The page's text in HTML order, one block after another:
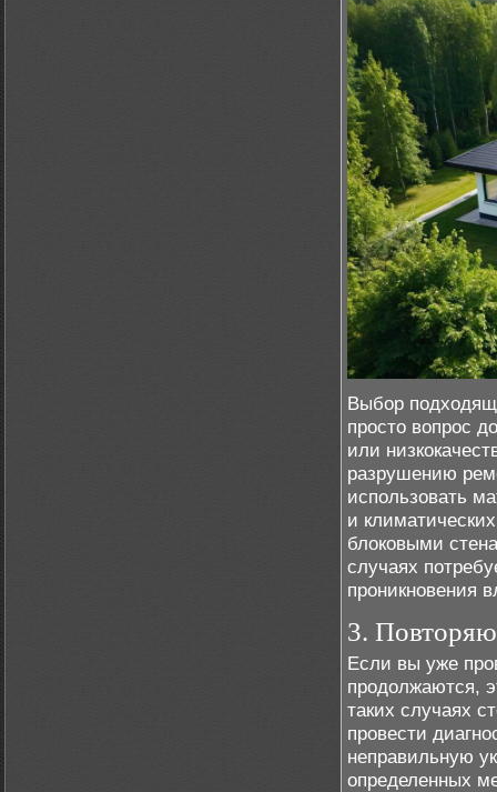
Выбор
просто вопрос
или
разрушению
использовать
и
блоковыми
случаях
проникновения
3.
Если вы уже
продолжаются,
таких случаях
провести
неправильную
определенных